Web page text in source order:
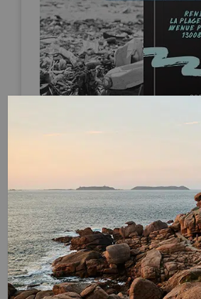
GRAND NETTOYAGE DES PLAGES
TERMINÉE
Plage de l'Huveaune,
Mendès
13008 Marseille
08 décembre 2019 -